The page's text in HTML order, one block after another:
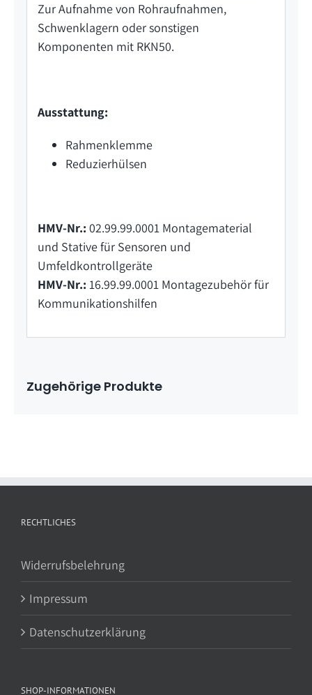
Zur Aufnahme von Rohraufnahmen,
Schwenklagern oder sonstigen
Komponenten mit RKN50.
Ausstattung:
Rahmenklemme
Reduzierhülsen
HMV-Nr.: 02.99.99.0001 Montagematerial
und Stative für Sensoren und
Umfeldkontrollgeräte
HMV-Nr.: 16.99.99.0001 Montagezubehör für
Kommunikationshilfen
Zugehörige Produkte
RECHTLICHES
Widerrufsbelehrung
Impressum
Datenschutzerklärung
SHOP-INFORMATIONEN